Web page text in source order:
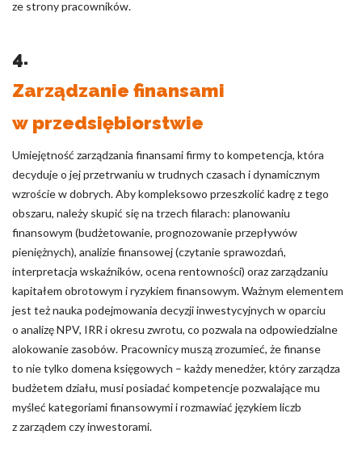
ze strony pracowników.
4.
Zarządzanie finansami
w przedsiębiorstwie
Umiejętność zarządzania finansami firmy to kompetencja, która
decyduje o jej przetrwaniu w trudnych czasach i dynamicznym
wzroście w dobrych. Aby kompleksowo przeszkolić kadrę z tego
obszaru, należy skupić się na trzech filarach: planowaniu
finansowym (budżetowanie, prognozowanie przepływów
pieniężnych), analizie finansowej (czytanie sprawozdań,
interpretacja wskaźników, ocena rentowności) oraz zarządzaniu
kapitałem obrotowym i ryzykiem finansowym. Ważnym elementem
jest też nauka podejmowania decyzji inwestycyjnych w oparciu
o analizę NPV, IRR i okresu zwrotu, co pozwala na odpowiedzialne
alokowanie zasobów. Pracownicy muszą zrozumieć, że finanse
to nie tylko domena księgowych – każdy menedżer, który zarządza
budżetem działu, musi posiadać kompetencje pozwalające mu
myśleć kategoriami finansowymi i rozmawiać językiem liczb
z zarządem czy inwestorami.